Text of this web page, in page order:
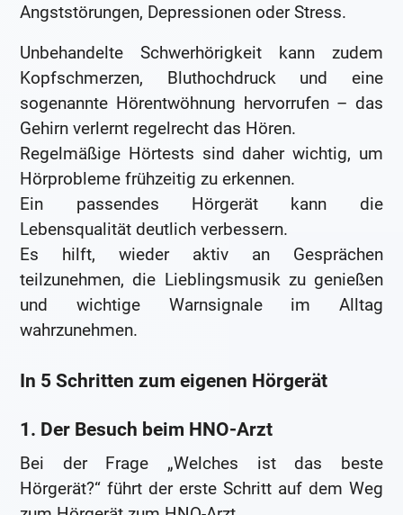
Angststörungen, Depressionen oder Stress.
Unbehandelte Schwerhörigkeit kann zudem
Kopfschmerzen, Bluthochdruck und eine
sogenannte Hörentwöhnung hervorrufen – das
Gehirn verlernt regelrecht das Hören.
Regelmäßige Hörtests sind daher wichtig, um
Hörprobleme frühzeitig zu erkennen.
Ein passendes Hörgerät kann die
Lebensqualität deutlich verbessern.
Es hilft, wieder aktiv an Gesprächen
teilzunehmen, die Lieblingsmusik zu genießen
und wichtige Warnsignale im Alltag
wahrzunehmen.
In 5 Schritten zum eigenen Hörgerät
1. Der Besuch beim HNO-Arzt
Bei der Frage „Welches ist das beste
Hörgerät?“ führt der erste Schritt auf dem Weg